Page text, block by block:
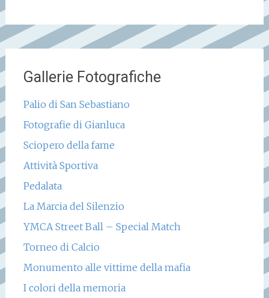
Gallerie Fotografiche
Palio di San Sebastiano
Fotografie di Gianluca
Sciopero della fame
Attività Sportiva
Pedalata
La Marcia del Silenzio
YMCA Street Ball – Special Match
Torneo di Calcio
Monumento alle vittime della mafia
I colori della memoria